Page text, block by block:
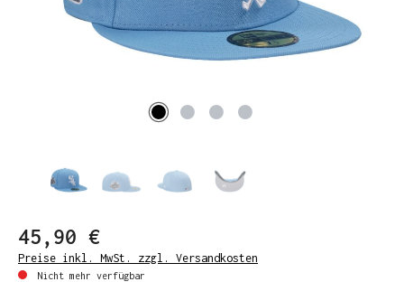
45,90 €
Preise inkl. MwSt. zzgl. Versandkosten
Nicht mehr verfügbar